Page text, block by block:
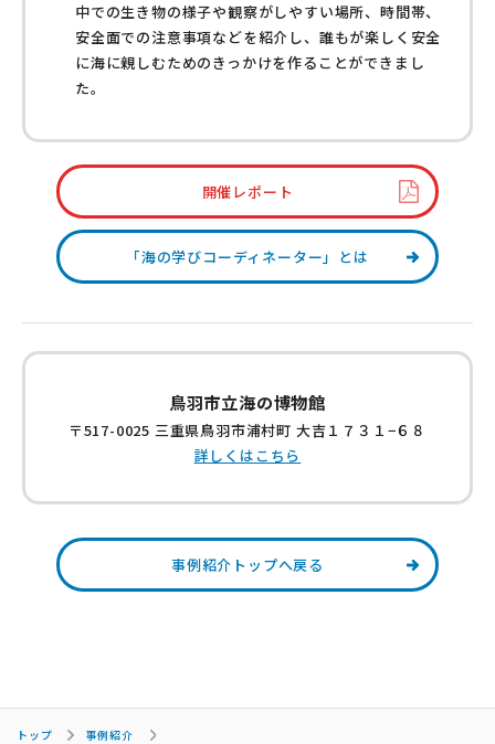
中での生き物の様子や観察がしやすい場所、時間帯、
安全面での注意事項などを紹介し、誰もが楽しく安全
に海に親しむためのきっかけを作ることができまし
た。
開催レポート
「海の学びコーディネーター」とは
鳥羽市立海の博物館
〒517-0025 三重県鳥羽市浦村町 大吉１７３１−６８
詳しくはこちら
事例紹介トップへ戻る
トップ
事例紹介